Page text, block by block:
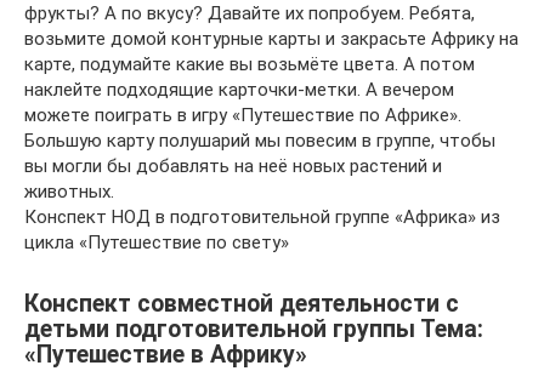
фрукты? А по вкусу? Давайте их попробуем. Ребята,
возьмите домой контурные карты и закрасьте Африку на
карте, подумайте какие вы возьмёте цвета. А потом
наклейте подходящие карточки-метки. А вечером
можете поиграть в игру «Путешествие по Африке».
Большую карту полушарий мы повесим в группе, чтобы
вы могли бы добавлять на неё новых растений и
животных.
Конспект НОД в подготовительной группе «Африка» из
цикла «Путешествие по свету»
Конспект совместной деятельности с
детьми подготовительной группы Тема:
«Путешествие в Африку»